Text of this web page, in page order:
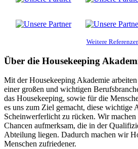
Weitere
Über die Housekeeping
Mit der Housekeeping Akademie
einer großen und wichtigen
das Housekeeping, sowie für die
es uns zum Ziel gemacht, diese wichtige
Scheinwerferlicht zu rücken. Wir
Chancen aufmerksam, die in der
Abteilung liegen. Dadurch machen wir
Menschen zufriedener.